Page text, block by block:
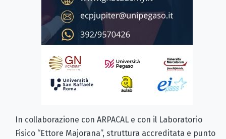
In collaborazione con ARPACAL e con il Laboratorio
Fisico “Ettore Majorana”, struttura accreditata e punto